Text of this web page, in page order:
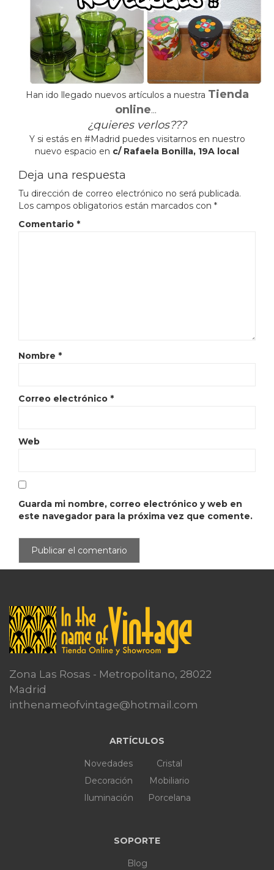
Han ido llegado nuevos artículos a nuestra Tienda
online…
¿quieres verlos???
Y si estás en #Madrid puedes visitarnos en nuestro
nuevo espacio en c/ Rafaela Bonilla, 19A local
Deja una respuesta
Tu dirección de correo electrónico no será publicada.
Los campos obligatorios están marcados con *
Comentario *
Nombre *
Correo electrónico *
Web
Guarda mi nombre, correo electrónico y web en
este navegador para la próxima vez que comente.
Zona Las Rosas - Metropolitano, 28022
Madrid
inthenameofvintage@hotmail.com
ARTÍCULOS
Novedades
Decoración
Iluminación
Cristal
Mobiliario
Porcelana
SOPORTE
Blog